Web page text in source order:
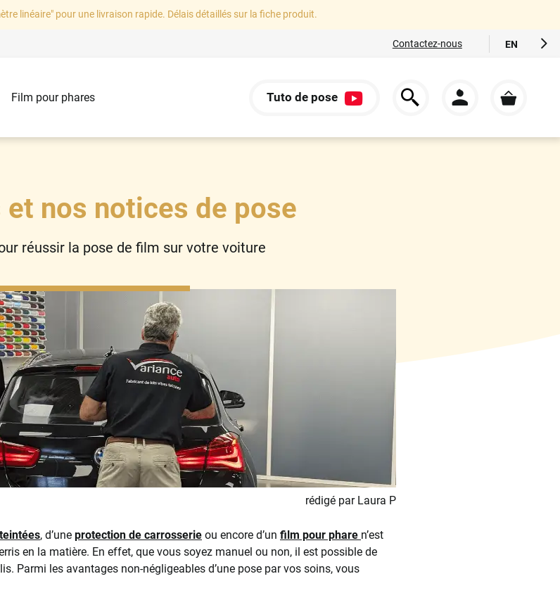
linéaire" pour une livraison rapide. Délais détaillés sur la fiche produit.
Contactez-nous EN
DE
Film pour phares Tuto de pose
rédigé par Laura P
nos notices de pose
réussir la pose de film sur votre voiture
, d’une protection de carrosserie ou encore d’un film pour phare n’est
en la matière. En effet, que vous soyez manuel ou non, il est possible de
Parmi les avantages non-négligeables d’une pose par vos soins, vous